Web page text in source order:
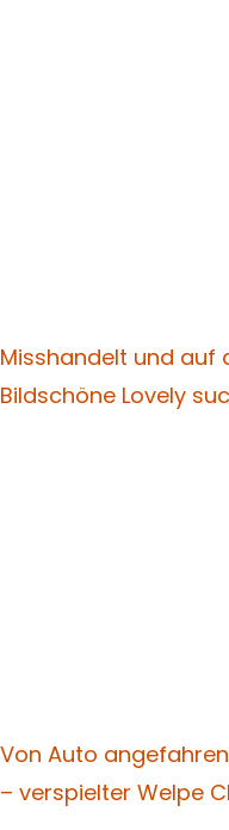
Misshandelt und auf
Bildschöne Lovely
Von Auto
– verspielter Welpe